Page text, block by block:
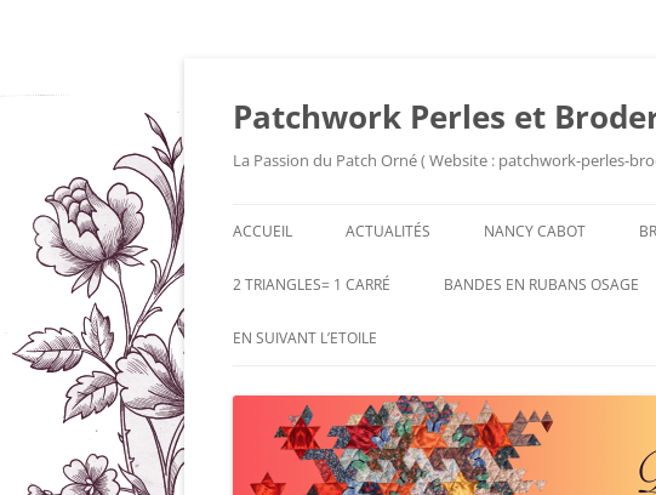
Patchwork Perles et
La Passion du Patch Orné ( Website : patchwork-perles-
ACCUEIL ACTUALITÉS NANCY CABOT
2 TRIANGLES= 1 CARRÉ BANDES EN RUBANS OSAGE
EN SUIVANT L’ETOILE